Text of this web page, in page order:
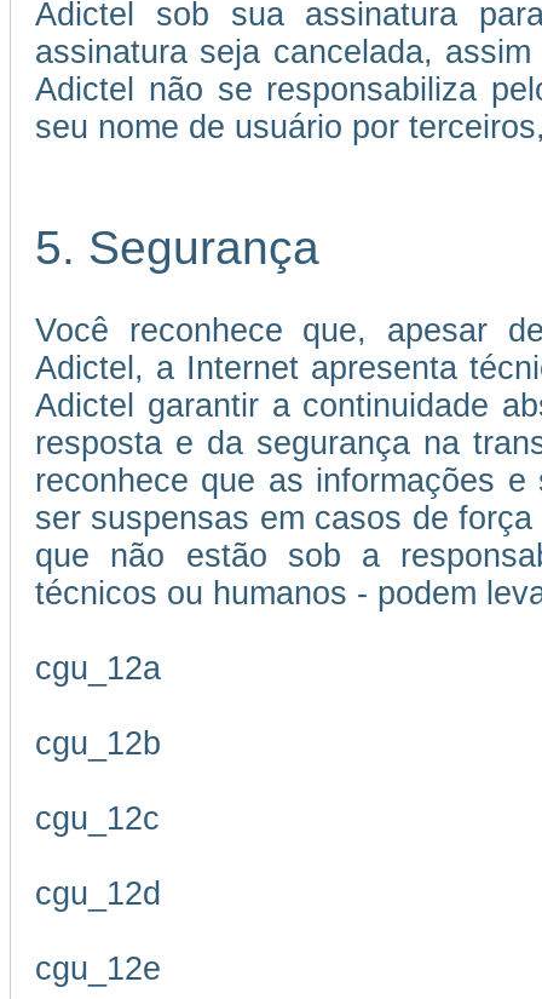
Adictel sob sua assinatura
assinatura seja cancelada,
Adictel não se responsabiliza
seu nome de usuário por
5. Segurança
Você reconhece que, apesar
Adictel, a Internet apresenta
Adictel garantir a continuidade
resposta e da segurança na
reconhece que as informações
ser suspensas em casos de
que não estão sob a
técnicos ou humanos - podem
cgu_12a
cgu_12b
cgu_12c
cgu_12d
cgu_12e